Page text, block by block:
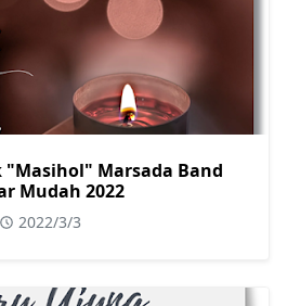
"Masihol" Marsada Band
Mudah 2022
2022/3/3